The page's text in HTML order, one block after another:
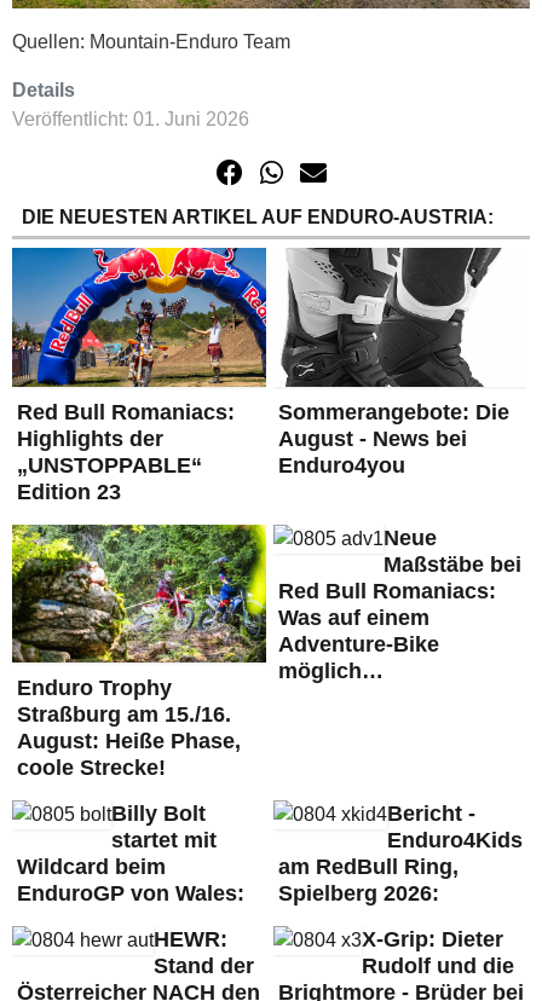
Quellen: Mountain-Enduro Team
Details
Veröffentlicht: 01. Juni 2026
DIE NEUESTEN ARTIKEL AUF ENDURO-AUSTRIA:
Red Bull Romaniacs:
Highlights der
„UNSTOPPABLE“
Edition 23
Sommerangebote: Die
August - News bei
Enduro4you
Enduro Trophy
Straßburg am 15./16.
August: Heiße Phase,
coole Strecke!
Neue
Maßstäbe bei
Red Bull Romaniacs:
Was auf einem
Adventure-Bike
möglich…
Billy Bolt
startet mit
Wildcard beim
EnduroGP von Wales:
Bericht -
Enduro4Kids
am RedBull Ring,
Spielberg 2026:
HEWR:
Stand der
Österreicher NACH den
X-Grip: Dieter
Rudolf und die
Brightmore - Brüder bei